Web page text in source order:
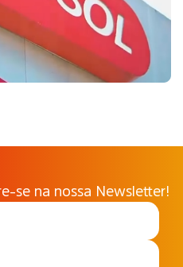
se na nossa Newsletter!